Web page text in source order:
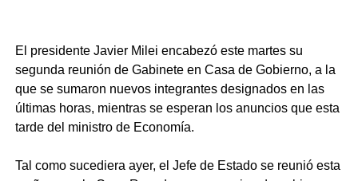
El presidente Javier Milei encabezó este martes su
segunda reunión de Gabinete en Casa de Gobierno, a la
que se sumaron nuevos integrantes designados en las
últimas horas, mientras se esperan los anuncios que esta
tarde del ministro de Economía.
Tal como sucediera ayer, el Jefe de Estado se reunió esta